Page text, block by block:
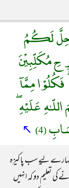
اُحِلَّ لَكُمُ
مُكَلِّبِيْنَ
مِمَّآ
عَلَيْهِ
(4)
↖
لیے سب پاکیزہ
کی تعلیم دو کہ انہیں